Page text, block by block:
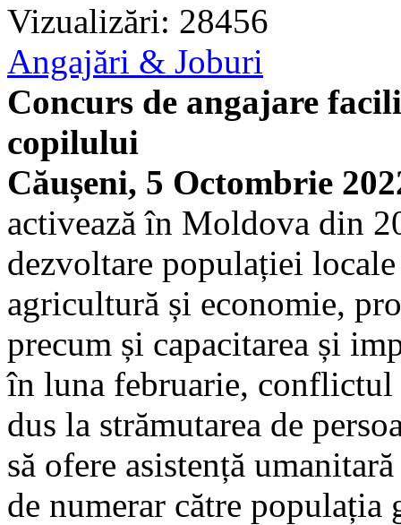
Vizualizări: 28456
Angajări & Joburi
Concurs de angajare
copilului
Căușeni, 5 Octombrie
activează în Moldova din
dezvoltare populației
agricultură și economie,
precum și capacitarea și
în luna februarie,
dus la strămutarea de
să ofere asistență
de numerar către populația